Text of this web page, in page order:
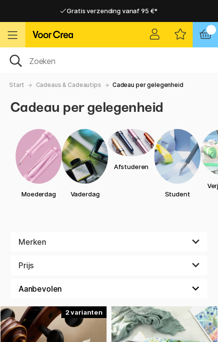
Gratis verzending vanaf 95 €*
Gratis verzending vanaf 95 €*
Start Cadeaus & Cadeautips Cadeau per gelegenheid
Cadeau per gelegenheid
Moederdag Vaderdag
Afstuderen
Student
Merken
Prijs
2